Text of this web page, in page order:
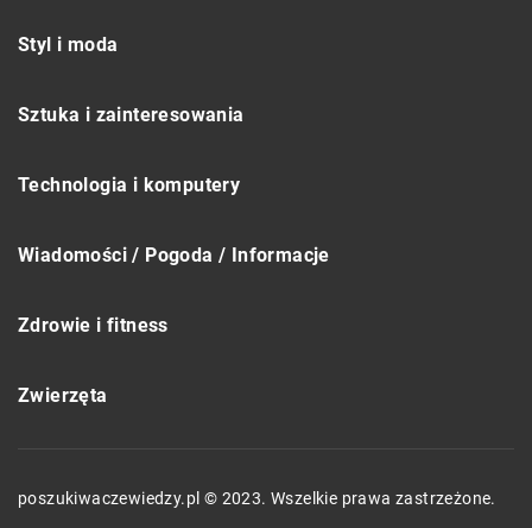
Styl i moda
Sztuka i zainteresowania
Technologia i komputery
Wiadomości / Pogoda / Informacje
Zdrowie i fitness
Zwierzęta
poszukiwaczewiedzy.pl © 2023. Wszelkie prawa zastrzeżone.